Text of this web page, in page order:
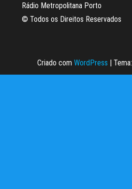
Rádio Metropolitana Porto
© Todos os Direitos Reservados
Criado com WordPress | Tema: